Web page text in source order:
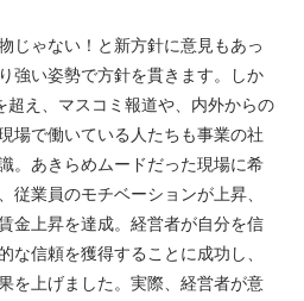
じゃない！と新方針に意見もあっ
強い姿勢で方針を貫きます。しか
超え、マスコミ報道や、内外からの
場で働いている人たちも事業の社
。あきらめムードだった現場に希
従業員のモチベーションが上昇、
金上昇を達成。経営者が自分を信
な信頼を獲得することに成功し、
を上げました。実際、経営者が意